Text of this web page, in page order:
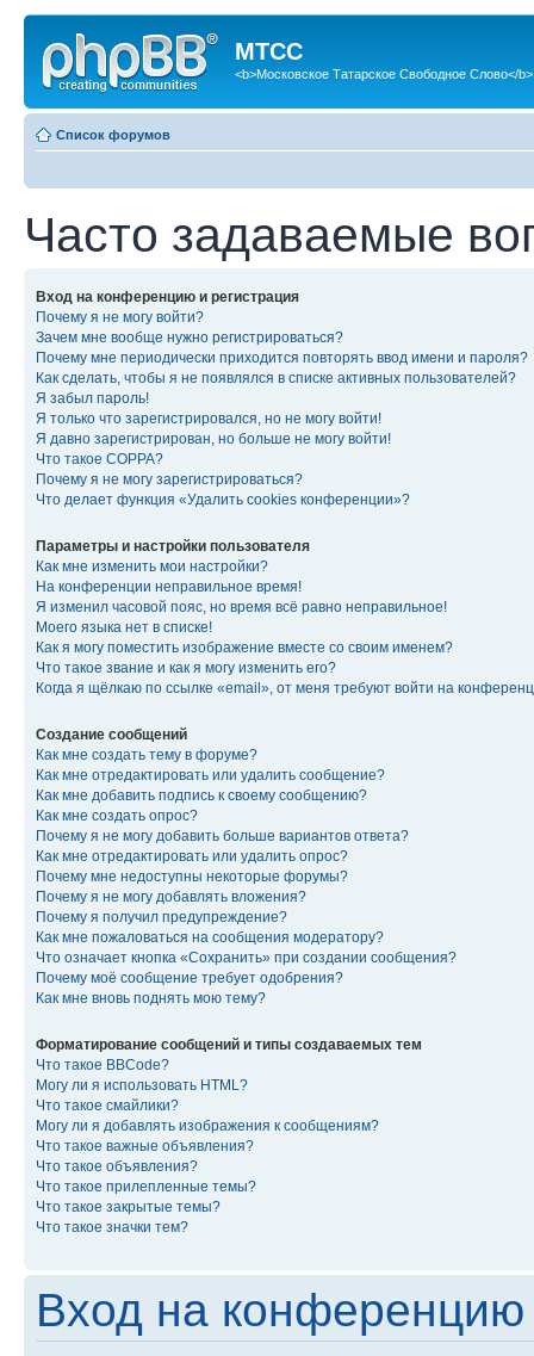
МТСС
<b>Московское Татарское Свободное Слово</b>
Список форумов
Часто задаваемые
Вход на конференцию и регистрация
Почему я не могу войти?
Зачем мне вообще нужно регистрироваться?
Почему мне периодически приходится повторять ввод имени и пароля?
Как сделать, чтобы я не появлялся в списке активных пользователей?
Я забыл пароль!
Я только что зарегистрировался, но не могу войти!
Я давно зарегистрирован, но больше не могу войти!
Что такое COPPA?
Почему я не могу зарегистрироваться?
Что делает функция «Удалить cookies конференции»?
Параметры и настройки пользователя
Как мне изменить мои настройки?
На конференции неправильное время!
Я изменил часовой пояс, но время всё равно неправильное!
Моего языка нет в списке!
Как я могу поместить изображение вместе со своим именем?
Что такое звание и как я могу изменить его?
Когда я щёлкаю по ссылке «email», от меня требуют войти на
Создание сообщений
Как мне создать тему в форуме?
Как мне отредактировать или удалить сообщение?
Как мне добавить подпись к своему сообщению?
Как мне создать опрос?
Почему я не могу добавить больше вариантов ответа?
Как мне отредактировать или удалить опрос?
Почему мне недоступны некоторые форумы?
Почему я не могу добавлять вложения?
Почему я получил предупреждение?
Как мне пожаловаться на сообщения модератору?
Что означает кнопка «Сохранить» при создании сообщения?
Почему моё сообщение требует одобрения?
Как мне вновь поднять мою тему?
Форматирование сообщений и типы создаваемых тем
Что такое BBCode?
Могу ли я использовать HTML?
Что такое смайлики?
Могу ли я добавлять изображения к сообщениям?
Что такое важные объявления?
Что такое объявления?
Что такое прилепленные темы?
Что такое закрытые темы?
Что такое значки тем?
Вход на конференцию